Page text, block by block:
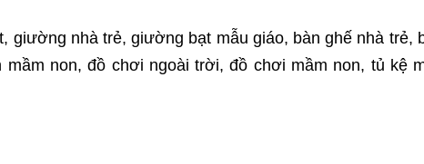
nhà trẻ, giường bạt mẫu giáo, bàn ghế nhà trẻ,
mầm non, đồ chơi ngoài trời, đồ chơi mầm non, tủ kệ